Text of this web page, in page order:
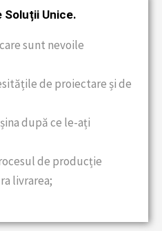
Soluții Unice.
sunt nevoile
de proiectare și de
după ce le-ați
de producție
livrarea;